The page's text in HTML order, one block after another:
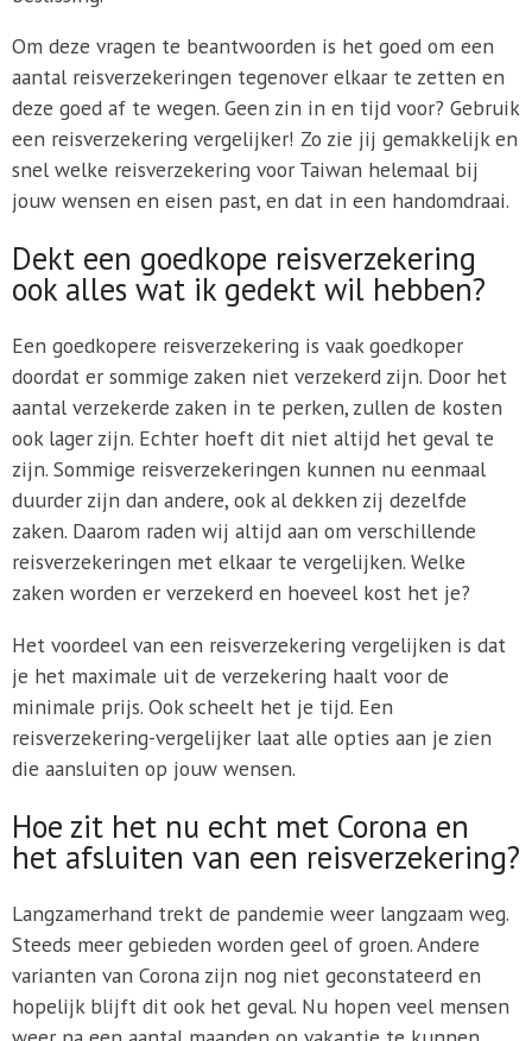
Om deze vragen te beantwoorden is het goed om een
aantal reisverzekeringen tegenover elkaar te zetten en
deze goed af te wegen. Geen zin in en tijd voor? Gebruik
een reisverzekering vergelijker! Zo zie jij gemakkelijk en
snel welke reisverzekering voor Taiwan helemaal bij
jouw wensen en eisen past, en dat in een handomdraai.
Dekt een goedkope reisverzekering
ook alles wat ik gedekt wil hebben?
Een goedkopere reisverzekering is vaak goedkoper
doordat er sommige zaken niet verzekerd zijn. Door het
aantal verzekerde zaken in te perken, zullen de kosten
ook lager zijn. Echter hoeft dit niet altijd het geval te
zijn. Sommige reisverzekeringen kunnen nu eenmaal
duurder zijn dan andere, ook al dekken zij dezelfde
zaken. Daarom raden wij altijd aan om verschillende
reisverzekeringen met elkaar te vergelijken. Welke
zaken worden er verzekerd en hoeveel kost het je?
Het voordeel van een reisverzekering vergelijken is dat
je het maximale uit de verzekering haalt voor de
minimale prijs. Ook scheelt het je tijd. Een
reisverzekering-vergelijker laat alle opties aan je zien
die aansluiten op jouw wensen.
Hoe zit het nu echt met Corona en
het afsluiten van een reisverzekering?
Langzamerhand trekt de pandemie weer langzaam weg.
Steeds meer gebieden worden geel of groen. Andere
varianten van Corona zijn nog niet geconstateerd en
hopelijk blijft dit ook het geval. Nu hopen veel mensen